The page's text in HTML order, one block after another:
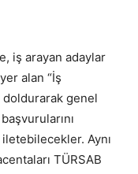
iş arayan adaylar
alan “İş
doldurarak genel
Aynı
TÜRSAB